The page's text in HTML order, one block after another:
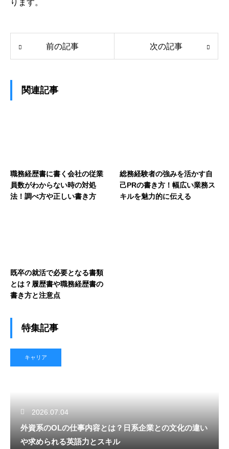
ります。
前の記事 次の記事
関連記事
職務経歴書に書く会社の従業
員数がわからない時の対処
法！調べ方や正しい書き方
総務経験者の強みを活かす自
己PRの書き方！幅広い業務ス
キルを魅力的に伝える
既卒の就活で必要となる書類
とは？履歴書や職務経歴書の
書き方と注意点
特集記事
キャリア
2026.07.04
外資系のOLの仕事内容とは？日系企業との文化の違い
や求められる英語力とスキル